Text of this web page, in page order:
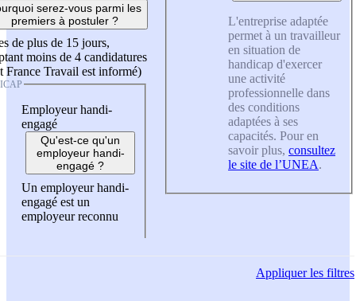
serez-vous parmi les
premiers à postuler ?
de plus de 15 jours,
moins de 4 candidatures
France Travail est informé)
Employeur handi-
engagé
Qu'est-ce qu'un
employeur handi-
engagé ?
Un employeur handi-
engagé est un
employeur reconnu
L'entreprise adaptée
permet à un travailleur
en situation de
handicap d'exercer
une activité
professionnelle dans
des conditions
adaptées à ses
capacités. Pour en
savoir plus, consultez
le site de l’UNEA.
Appliquerles filtres